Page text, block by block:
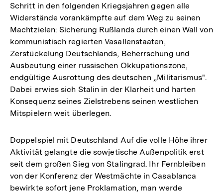
Schritt in den folgenden Kriegsjahren gegen alle
Widerstände vorankämpfte auf dem Weg zu seinen
Machtzielen: Sicherung Rußlands durch einen Wall von
kommunistisch regierten Vasallenstaaten,
Zerstückelung Deutschlands, Beherrschung und
Ausbeutung einer russischen Okkupationszone,
endgültige Ausrottung des deutschen „Militarismus".
Dabei erwies sich Stalin in der Klarheit und harten
Konsequenz seines Zielstrebens seinen westlichen
Mitspielern weit überlegen.
Doppelspiel mit Deutschland Auf die volle Höhe ihrer
Aktivität gelangte die sowjetische Außenpolitik erst
seit dem großen Sieg von Stalingrad. Ihr Fernbleiben
von der Konferenz der Westmächte in Casablanca
bewirkte sofort jene Proklamation, man werde